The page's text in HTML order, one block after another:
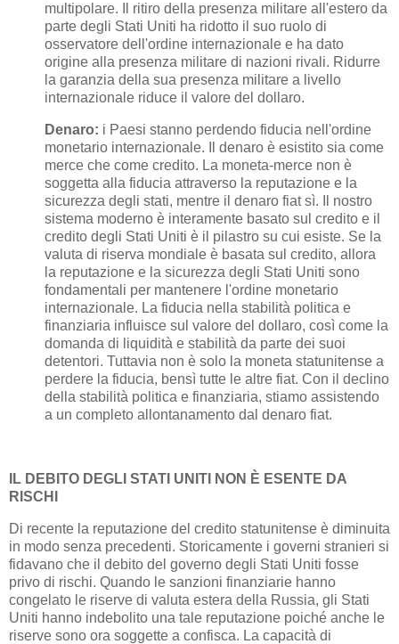
multipolare. Il ritiro della presenza militare all'estero da
parte degli Stati Uniti ha ridotto il suo ruolo di
osservatore dell'ordine internazionale e ha dato
origine alla presenza militare di nazioni rivali. Ridurre
la garanzia della sua presenza militare a livello
internazionale riduce il valore del dollaro.
Denaro: i Paesi stanno perdendo fiducia nell'ordine
monetario internazionale. Il denaro è esistito sia come
merce che come credito. La moneta-merce non è
soggetta alla fiducia attraverso la reputazione e la
sicurezza degli stati, mentre il denaro fiat sì. Il nostro
sistema moderno è interamente basato sul credito e il
credito degli Stati Uniti è il pilastro su cui esiste. Se la
valuta di riserva mondiale è basata sul credito, allora
la reputazione e la sicurezza degli Stati Uniti sono
fondamentali per mantenere l'ordine monetario
internazionale. La fiducia nella stabilità politica e
finanziaria influisce sul valore del dollaro, così come la
domanda di liquidità e stabilità da parte dei suoi
detentori. Tuttavia non è solo la moneta statunitense a
perdere la fiducia, bensì tutte le altre fiat. Con il declino
della stabilità politica e finanziaria, stiamo assistendo
a un completo allontanamento dal denaro fiat.
IL DEBITO DEGLI STATI UNITI NON È ESENTE DA
RISCHI
Di recente la reputazione del credito statunitense è diminuita
in modo senza precedenti. Storicamente i governi stranieri si
fidavano che il debito del governo degli Stati Uniti fosse
privo di rischi. Quando le sanzioni finanziarie hanno
congelato le riserve di valuta estera della Russia, gli Stati
Uniti hanno indebolito una tale reputazione poiché anche le
riserve sono ora soggette a confisca. La capacità di